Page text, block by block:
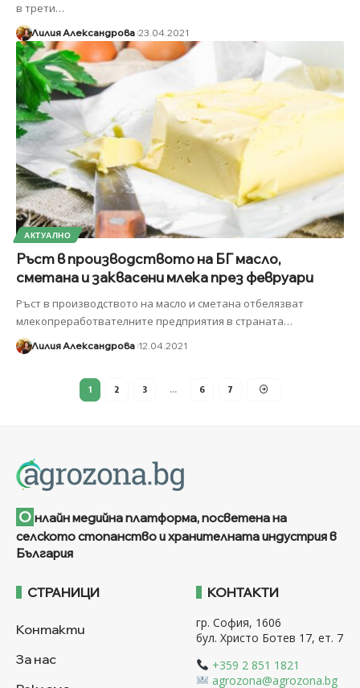
в трети…
Лилия Александрова 23.04.2021
АКТУАЛНО
Ръст в производството на БГ масло,
сметана и заквасени млека през февруари
Ръст в производството на масло и сметана отбелязват
млекопреработвателните предприятия в страната…
Лилия Александрова 12.04.2021
1 2 3 … 6 7
О нлайн медийна платформа, посветена на
селското стопанство и хранителната индустрия в
България
СТРАНИЦИ
Контакти
За нас
КОНТАКТИ
гр. София, 1606
бул. Христо Ботев 17, ет. 7
+359 2 851 1821
agrozona@agrozona.bg